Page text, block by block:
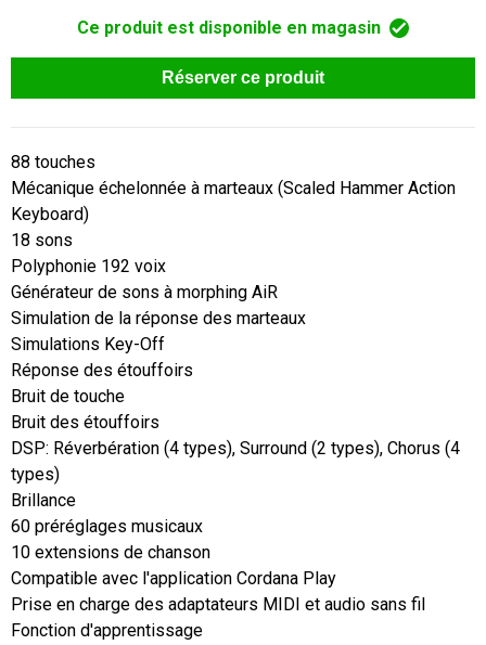
Ce produit est disponible en magasin
Réserver ce produit
88 touches
Mécanique échelonnée à marteaux (Scaled Hammer Action
Keyboard)
18 sons
Polyphonie 192 voix
Générateur de sons à morphing AiR
Simulation de la réponse des marteaux
Simulations Key-Off
Réponse des étouffoirs
Bruit de touche
Bruit des étouffoirs
DSP: Réverbération (4 types), Surround (2 types), Chorus (4
types)
Brillance
60 préréglages musicaux
10 extensions de chanson
Compatible avec l'application Cordana Play
Prise en charge des adaptateurs MIDI et audio sans fil
Fonction d'apprentissage